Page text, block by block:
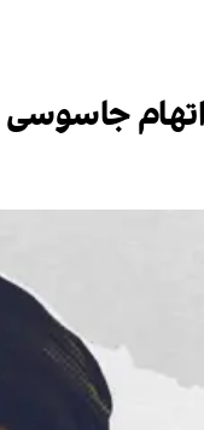
اتهام